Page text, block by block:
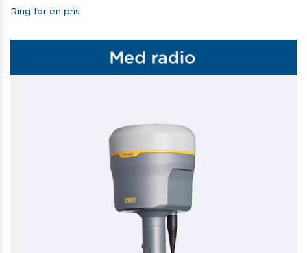
TRIMBLE SKULDERREM TIL T7/TSC7/TSC510/TSC710
338,00 kr. ekskl. moms
Ring for en pris